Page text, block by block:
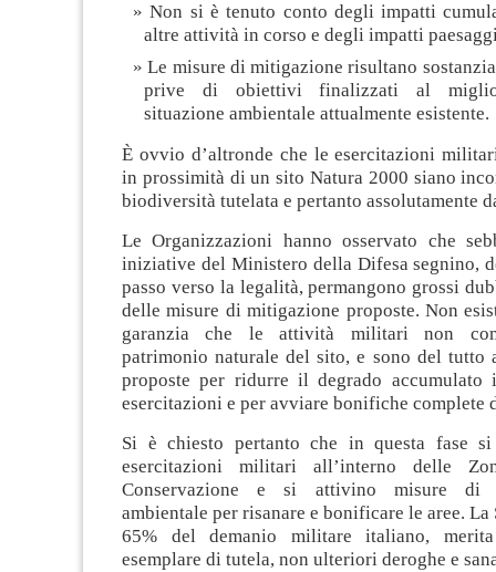
Non si è tenuto conto degli impatti
altre attività in corso e degli impatti
Le misure di mitigazione risultano
prive di obiettivi finalizzati al
situazione ambientale attualmente esistente.
È ovvio d’altronde che le esercitazioni
in prossimità di un sito Natura 2000 siano
biodiversità tutelata e pertanto assolutamente
Le Organizzazioni hanno osservato che
iniziative del Ministero della Difesa segnino,
passo verso la legalità, permangono grossi
delle misure di mitigazione proposte. Non
garanzia che le attività militari non
patrimonio naturale del sito, e sono del tutto
proposte per ridurre il degrado
esercitazioni e per avviare bonifiche complete
Si è chiesto pertanto che in questa fase si
esercitazioni militari all’interno delle
Conservazione e si attivino misure di
ambientale per risanare e bonificare le aree. La
65% del demanio militare italiano,
esemplare di tutela, non ulteriori deroghe e